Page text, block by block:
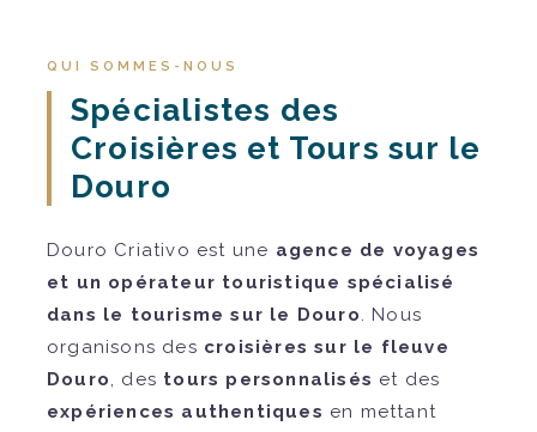
QUI SOMMES-NOUS
Spécialistes des
Croisières et Tours sur le
Douro
Douro Criativo est une agence de voyages
et un opérateur touristique spécialisé
dans le tourisme sur le Douro. Nous
organisons des croisières sur le fleuve
Douro, des tours personnalisés et des
expériences authentiques en mettant